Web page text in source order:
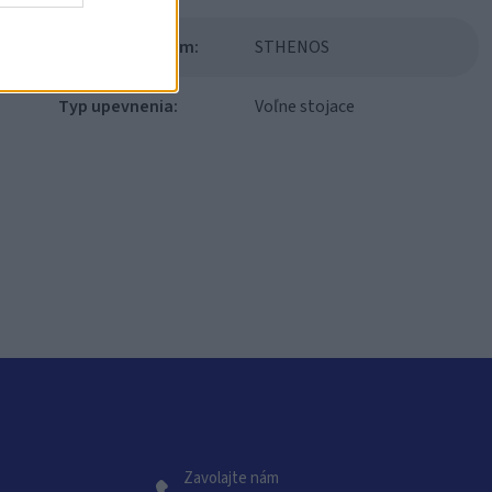
Modulový systém: STHENOS
Typ upevnenia: Voľne stojace
Zavolajte nám